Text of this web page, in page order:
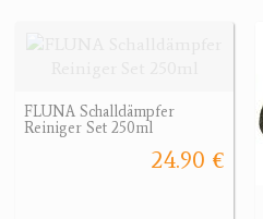
FLUNA Schalldämpfer
Reiniger Set 250ml
24.90 €